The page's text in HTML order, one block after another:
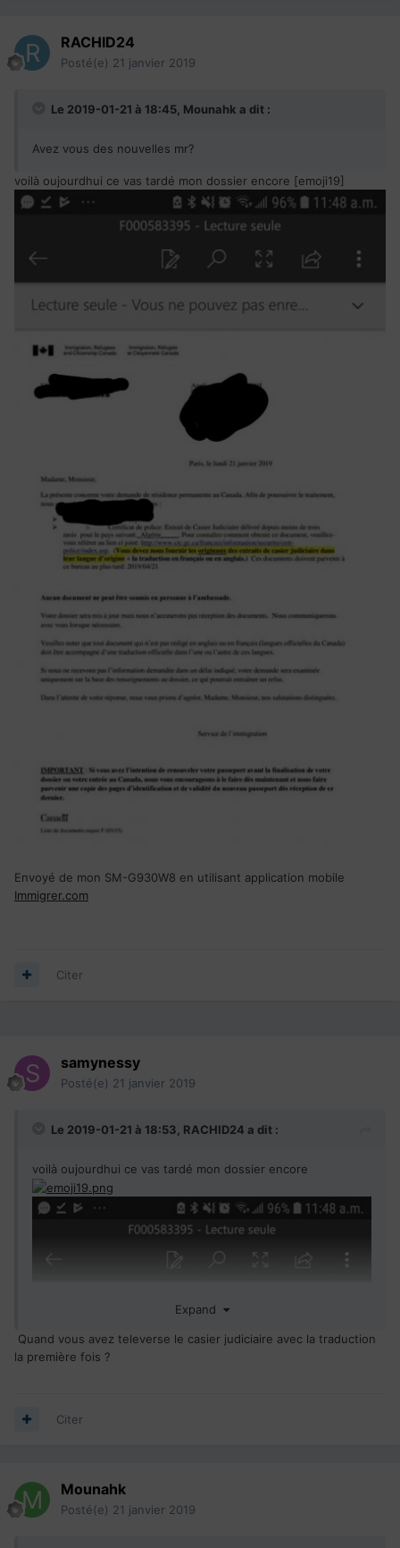
RACHID24
Posté(e) 21 janvier 2019
Le 2019-01-21 à 18:45, Mounahk a dit :
Avez vous des nouvelles mr?
voilà oujourdhui ce vas tardé mon dossier encore [emoji19]
Envoyé de mon SM-G930W8 en utilisant application mobile
Immigrer.com
Citer
samynessy
Posté(e) 21 janvier 2019
Le 2019-01-21 à 18:53, RACHID24 a dit :
voilà oujourdhui ce vas tardé mon dossier encore
Expand
Quand vous avez televerse le casier judiciaire avec la traduction
la première fois ?
Citer
Mounahk
Posté(e) 21 janvier 2019